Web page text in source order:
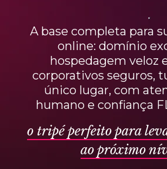
A base completa para
online: domínio
hospedagem veloz
corporativos seguros,
único lugar, com
humano e confiança
o tripé perfeito para
ao próximo